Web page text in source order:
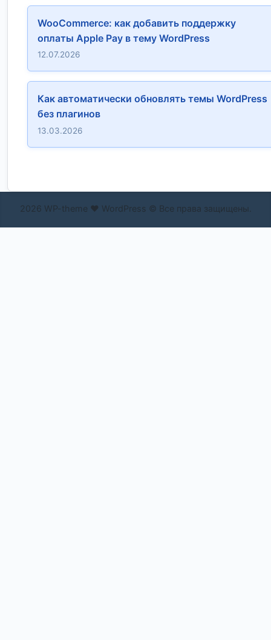
WooCommerce: как добавить поддержку
оплаты Apple Pay в тему WordPress
12.07.2026
Как автоматически обновлять темы WordPress
без плагинов
13.03.2026
2026 WP-theme ❤ WordPress © Все права защищены.